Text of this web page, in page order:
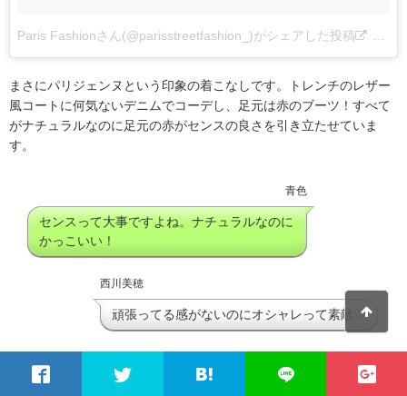
Paris Fashionさん(@parisstreetfashion_)がシェアした投稿
まさにパリジェンヌという印象の着こなしです。トレンチのレザー
風コートに何気ないデニムでコーデし、足元は赤のブーツ！すべて
がナチュラルなのに足元の赤がセンスの良さを引き立たせていま
す。
青色
センスって大事ですよね。ナチュラルなのに
かっこいい！
西川美穂
頑張ってる感がないのにオシャレって素敵♡